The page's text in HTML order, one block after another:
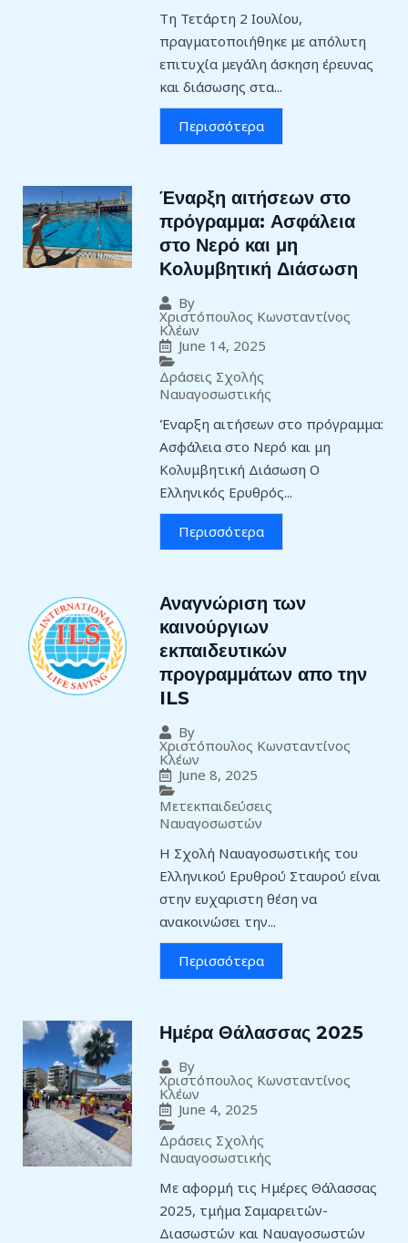
Τη Τετάρτη 2 Ιουλίου,
πραγματοποιήθηκε με απόλυτη
επιτυχία μεγάλη άσκηση έρευνας
και διάσωσης στα...
Περισσότερα
Έναρξη αιτήσεων στο
πρόγραμμα: Ασφάλεια
στο Νερό και μη
Κολυμβητική Διάσωση
By
Χριστόπουλος Κωνσταντίνος
Κλέων
June 14, 2025
Δράσεις Σχολής
Ναυαγοσωστικής
Έναρξη αιτήσεων στο πρόγραμμα:
Ασφάλεια στο Νερό και μη
Κολυμβητική Διάσωση Ο
Ελληνικός Ερυθρός...
Περισσότερα
Αναγνώριση των
καινούργιων
εκπαιδευτικών
προγραμμάτων απο την
ILS
By
Χριστόπουλος Κωνσταντίνος
Κλέων
June 8, 2025
Μετεκπαιδεύσεις
Ναυαγοσωστών
Η Σχολή Ναυαγοσωστικής του
Ελληνικού Ερυθρού Σταυρού είναι
στην ευχαριστη θέση να
ανακοινώσει την...
Περισσότερα
Ημέρα Θάλασσας 2025
By
Χριστόπουλος Κωνσταντίνος
Κλέων
June 4, 2025
Δράσεις Σχολής
Ναυαγοσωστικής
Με αφορμή τις Ημέρες Θάλασσας
2025, τμήμα Σαμαρειτών-
Διασωστών και Ναυαγοσωστών